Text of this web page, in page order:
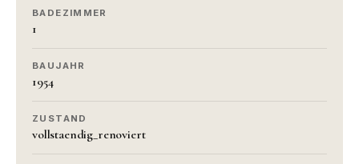
BADEZIMMER
1
BAUJAHR
1954
ZUSTAND
vollstaendig_renoviert